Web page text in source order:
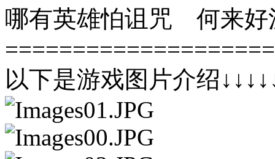
哪有英雄怕诅咒 何来
以下是游戏图片介绍